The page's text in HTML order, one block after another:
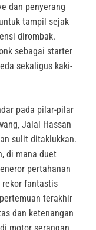
dan penyerang
tampil sejak
dirombak.
sebagai starter
sekaligus kaki-
pada pilar-pilar
Jalal Hassan
sulit ditaklukkan.
di mana duet
pertahanan
rekor fantastis
terakhir
dan ketenangan